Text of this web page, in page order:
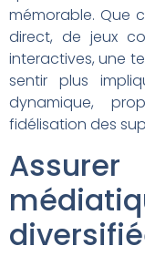
mémorable. Que
direct, de jeux
interactives, une
sentir plus
dynamique,
fidélisation des